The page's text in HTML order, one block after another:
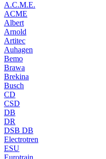
A.C.M.E.
ACME
Albert
Arnold
Artitec
Auhagen
Bemo
Brawa
Brekina
Busch
CD
CSD
DB
DR
DSB DB
Electrotren
ESU